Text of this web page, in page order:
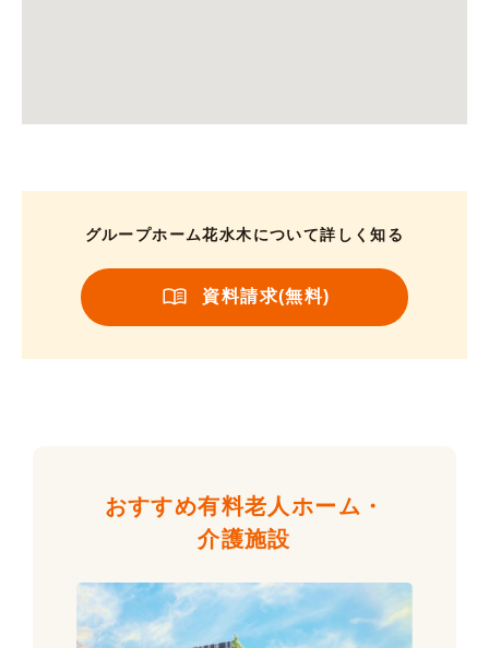
グループホーム花水木について詳しく知る
資料請求(無料)
おすすめ有料老人ホーム・
介護施設